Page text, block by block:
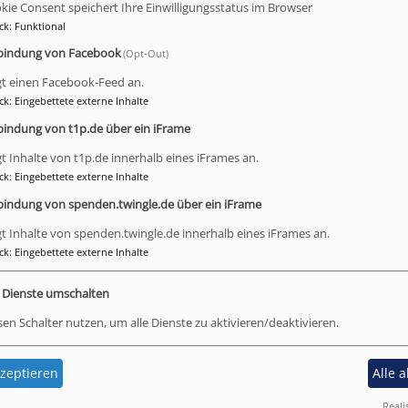
dankten für ihr Engagement in
vorgetragenen Lied und erinnerte an viele
von den „Kirchenratten“ Rat geholt und
dass Gott Umzug und Neubeginn segnen möge.
des Gemeindehauses statt, zu dem viele
Auf dem Foto von links nach rechts: Dekan Jürgen
Gerhard Bauer, Pfarrer Friedemann Wenzke
(KH)
Consent speichert Ihre Einwilligungsstatus im Browser
: Funktional
von Facebook(Opt-Out)
einen Facebook-Feed an.
: Eingebettete externe Inhalte
von t1p.de über ein iFrame
Inhalte von t1p.de innerhalb eines iFrames an.
: Eingebettete externe Inhalte
von spenden.twingle.de über ein iFrame
Inhalte von spenden.twingle.de innerhalb eines iFrames an.
: Eingebettete externe Inhalte
Dienste umschalten
Schalter nutzen, um alle Dienste zu aktivieren/deaktivieren.
Alle